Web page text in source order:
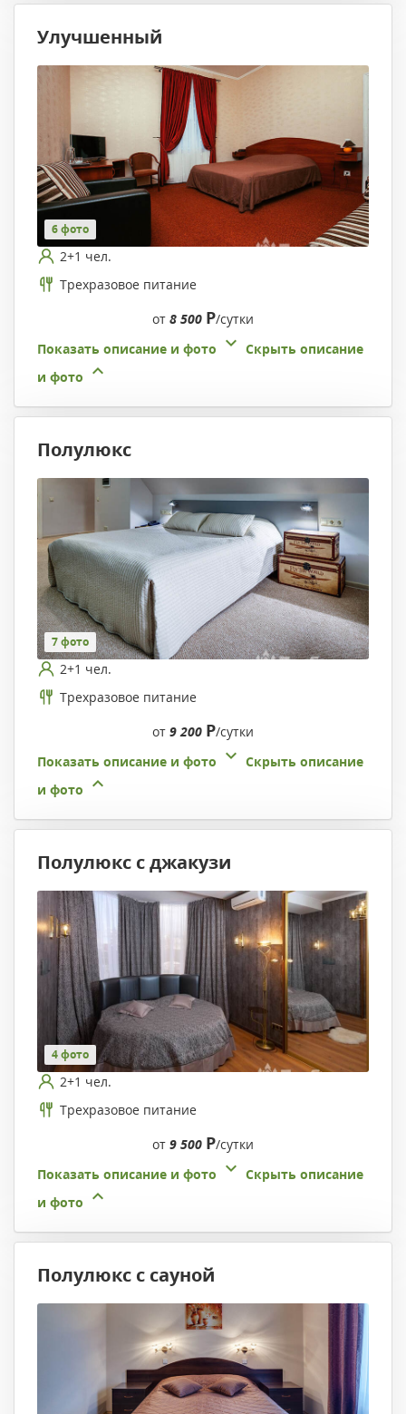
Улучшенный
6 фото
2+1 чел.
Трехразовое питание
от 8 500 Р/сутки
Показать описание и фото
Скрыть описание
и фото
Полулюкс
7 фото
2+1 чел.
Трехразовое питание
от 9 200 Р/сутки
Показать описание и фото
Скрыть описание
и фото
Полулюкс с джакузи
4 фото
2+1 чел.
Трехразовое питание
от 9 500 Р/сутки
Показать описание и фото
Скрыть описание
и фото
Полулюкс с сауной